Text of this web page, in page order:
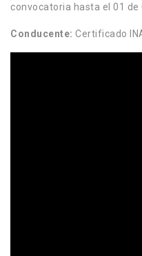
convocatoria hasta el 01 de
Conducente: Certificado